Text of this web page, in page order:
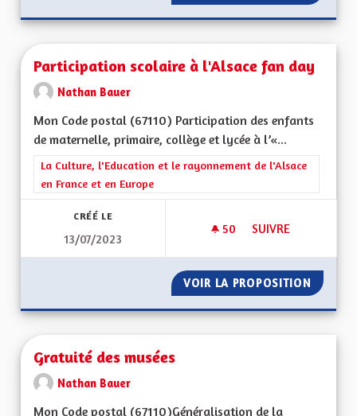
Participation scolaire à l'Alsace fan day
Nathan Bauer
Mon Code postal (67110) Participation des enfants
de maternelle, primaire, collège et lycée à l’«...
Filtrer les résultats de la catégorie : La Culture, l'Education et
La Culture, l'Education et le rayonnement de l'Alsace
en France et en Europe
CRÉÉ LE
13/07/2023
50 50 ABONNÉS
SUIVRE
VOIR LA PROPOSITION
Gratuité des musées
Nathan Bauer
Mon Code postal (67110)Généralisation de la